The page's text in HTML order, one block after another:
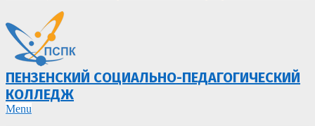
ПЕНЗЕНСКИЙ СОЦИАЛЬНО-ПЕДАГОГИЧЕСКИЙ
КОЛЛЕДЖ
Primary
Menu